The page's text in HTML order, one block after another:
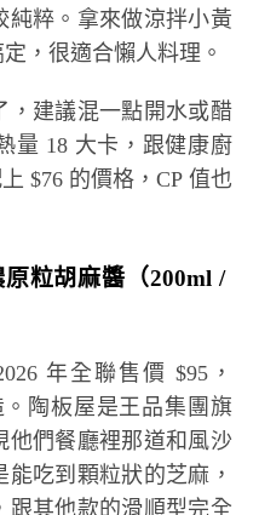
純粹。拿來做涼拌小黃
，很適合懶人料理。
，建議混一點開水或醋
量 18 大卡，跟健康廚
$76 的價格，CP 值也
粒胡麻醬（200ml /
年全聯售價 $95，
陶板屋是王品集團旗
他們餐廳裡那道和風沙
吃到顆粒狀的芝麻，
跟其他款的滑順型完全